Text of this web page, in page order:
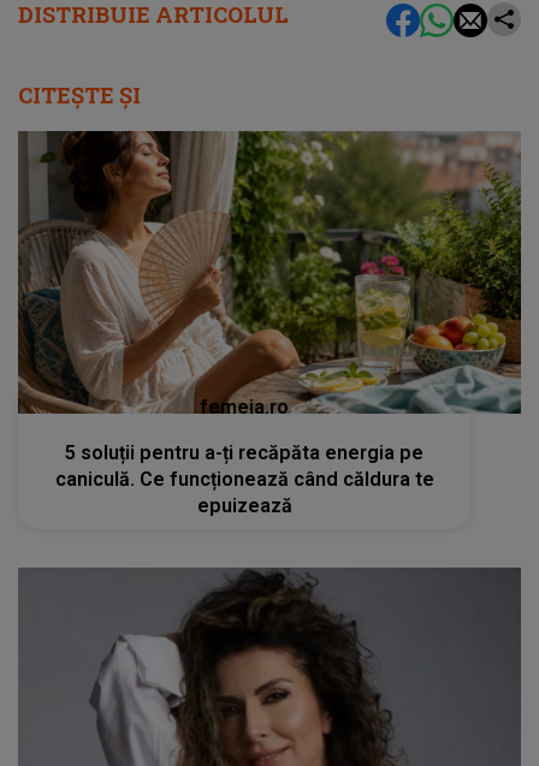
DISTRIBUIE ARTICOLUL
CITEȘTE ȘI
femeia.ro
5 soluții pentru a-ți recăpăta energia pe
caniculă. Ce funcționează când căldura te
epuizează